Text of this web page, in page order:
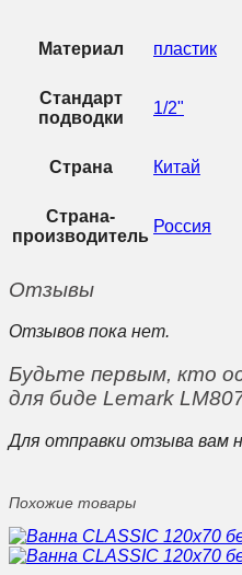
Материал пластик
Стандарт
подводки
1/2"
Страна Китай
Страна-
производитель
Россия
Отзывы
Отзывов пока нет.
Будьте первым, кто
для биде Lemark
Для отправки отзыва вам
Похожие товары